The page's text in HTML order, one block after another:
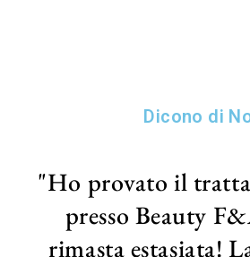
Dicono di
"Ho provato il
presso Beauty
rimasta estasiata!